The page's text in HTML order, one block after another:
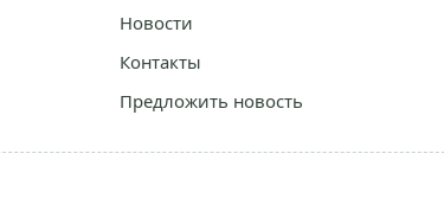
Новости
Контакты
Предложить новость